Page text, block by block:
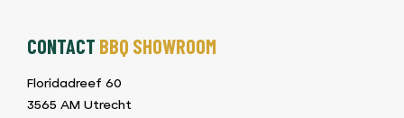
CONTACT BBQ SHOWROOM
Floridadreef 60
3565 AM Utrecht